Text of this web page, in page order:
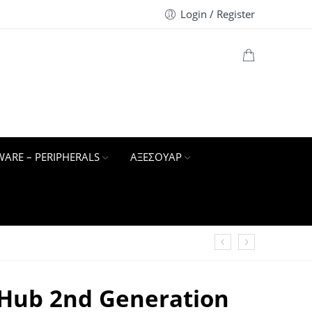
Login / Register
– PERIPHERALS ΑΞΕΣΟΥΑΡ
2nd Generation